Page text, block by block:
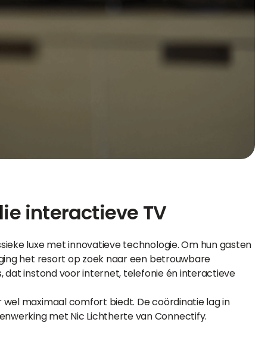
interactieve TV
luxe met innovatieve technologie. Om hun gasten
het resort op zoek naar een betrouwbare
dat instond voor internet, telefonie én interactieve
maximaal comfort biedt. De coördinatie lag in
met Nic Lichtherte van Connectify.